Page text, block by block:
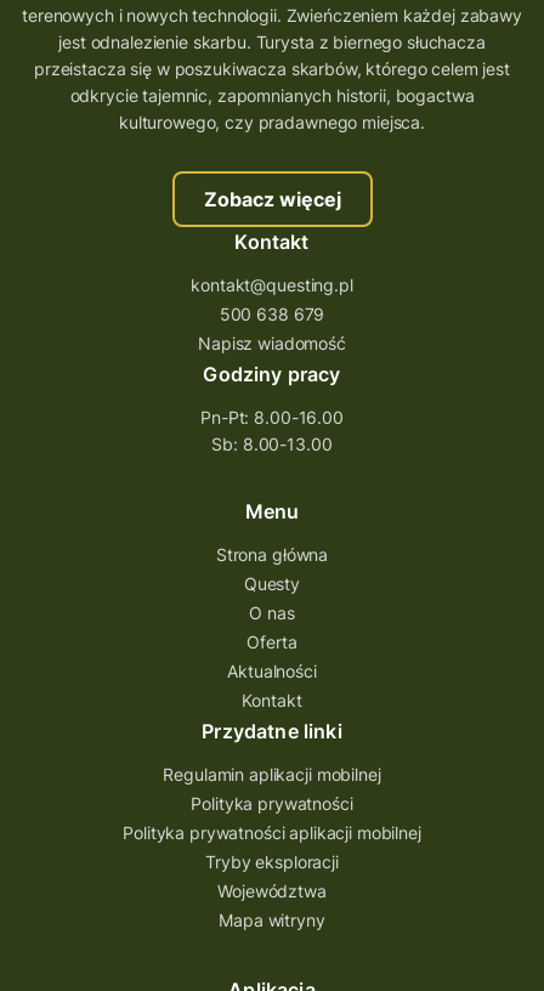
terenowych i nowych technologii. Zwieńczeniem każdej zabawy
jest odnalezienie skarbu. Turysta z biernego słuchacza
przeistacza się w poszukiwacza skarbów, którego celem jest
odkrycie tajemnic, zapomnianych historii, bogactwa
kulturowego, czy pradawnego miejsca.
Zobacz więcej
Kontakt
kontakt@questing.pl
500 638 679
Napisz wiadomość
Godziny pracy
Pn-Pt: 8.00-16.00
Sb: 8.00-13.00
Menu
Strona główna
Questy
O nas
Oferta
Aktualności
Kontakt
Przydatne linki
Regulamin aplikacji mobilnej
Polityka prywatności
Polityka prywatności aplikacji mobilnej
Tryby eksploracji
Województwa
Mapa witryny